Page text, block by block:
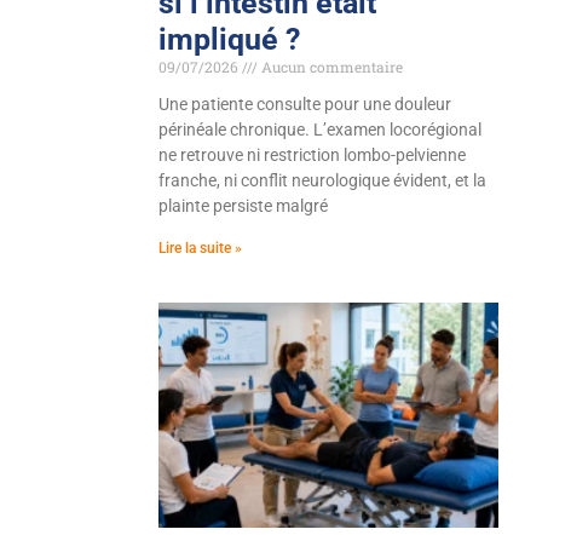
impliqué ?
09/07/2026
Aucun commentaire
Une patiente consulte pour une douleur
périnéale chronique. L’examen locorégional
ne retrouve ni restriction lombo-pelvienne
franche, ni conflit neurologique évident, et la
plainte persiste malgré
Lire la suite »